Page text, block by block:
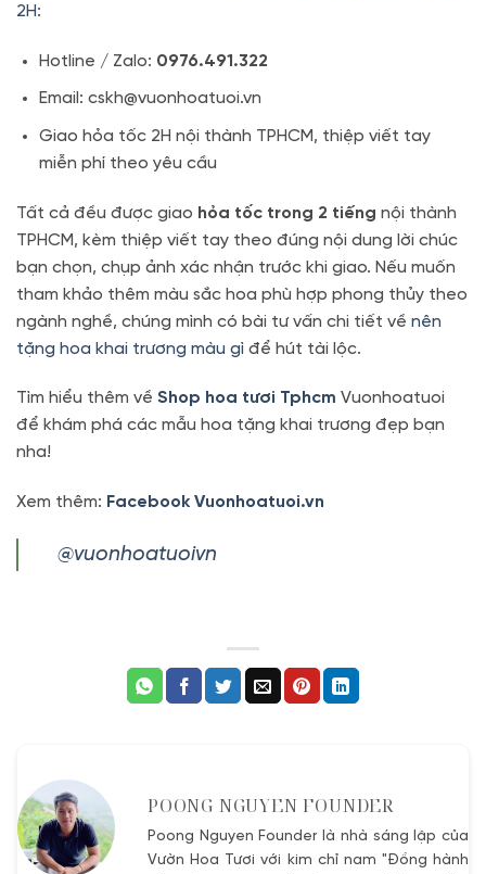
2H:
Hotline / Zalo: 0976.491.322
Email: cskh@vuonhoatuoi.vn
Giao hỏa tốc 2H nội thành TPHCM, thiệp viết tay
miễn phí theo yêu cầu
Tất cả đều được giao hỏa tốc trong 2 tiếng nội thành
TPHCM, kèm thiệp viết tay theo đúng nội dung lời chúc
bạn chọn, chụp ảnh xác nhận trước khi giao. Nếu muốn
tham khảo thêm màu sắc hoa phù hợp phong thủy theo
ngành nghề, chúng mình có bài tư vấn chi tiết về nên
tặng hoa khai trương màu gì để hút tài lộc.
Tìm hiểu thêm về Shop hoa tươi Tphcm Vuonhoatuoi
để khám phá các mẫu hoa tặng khai trương đẹp bạn
nha!
Xem thêm: Facebook Vuonhoatuoi.vn
@vuonhoatuoivn
POONG NGUYEN FOUNDER
Poong Nguyen Founder là nhà sáng lập của
Vườn Hoa Tươi với kim chỉ nam "Đồng hành